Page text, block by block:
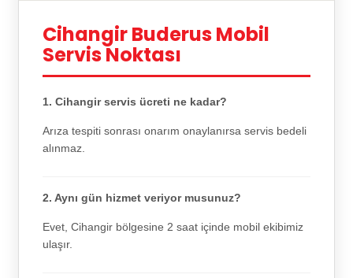
Cihangir Buderus Mobil
Servis Noktası
1. Cihangir servis ücreti ne kadar?
Arıza tespiti sonrası onarım onaylanırsa servis bedeli
alınmaz.
2. Aynı gün hizmet veriyor musunuz?
Evet, Cihangir bölgesine 2 saat içinde mobil ekibimiz
ulaşır.